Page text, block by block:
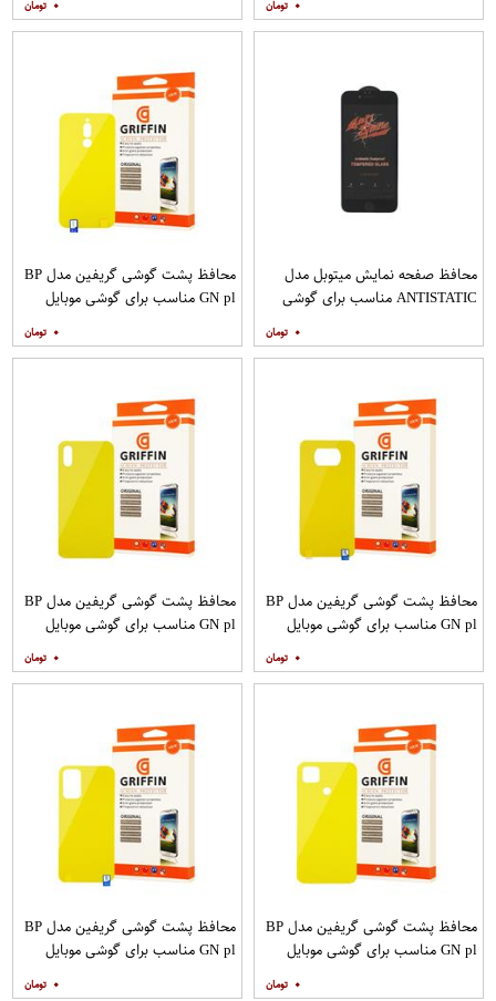
محافظ صفحه نمایش میتوبل مدل
ANTISTATIC مناسب برای گوشی
۰
محافظ پشت گوشی گریفین مدل BP
GN pl مناسب برای گوشی موبایل
۰
محافظ پشت گوشی گریفین مدل BP
GN pl مناسب برای گوشی موبایل
۰
محافظ پشت گوشی گریفین مدل BP
GN pl مناسب برای گوشی موبایل
۰
محافظ پشت گوشی گریفین مدل BP
GN pl مناسب برای گوشی موبایل
۰
محافظ پشت گوشی گریفین مدل BP
GN pl مناسب برای گوشی موبایل
۰